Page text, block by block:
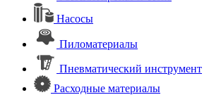
Насосы
Пиломатериалы
Пневматический инструмент
Расходные материалы